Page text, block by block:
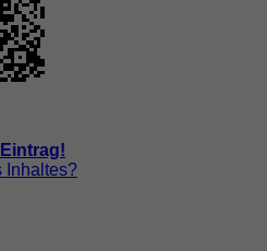
Inhaltes?